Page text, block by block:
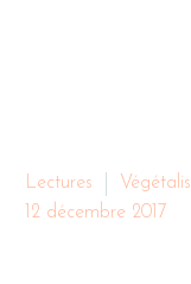
Lectures
12 décembre 2017